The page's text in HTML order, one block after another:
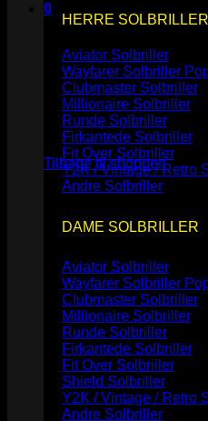
0
Kurv
Ingen varer i kurven.
Tilbage til shoppen
HERRE SOLBRILLER
Aviator Solbriller
Wayfarer Solbriller
Clubmaster Solbriller
Millionaire Solbriller
Runde Solbriller
Firkantede Solbriller
Fit Over Solbriller
Y2K / Vintage / Retro
Andre Solbriller
DAME SOLBRILLER
Aviator Solbriller
Wayfarer Solbriller
Clubmaster Solbriller
Millionaire Solbriller
Runde Solbriller
Firkantede Solbriller
Fit Over Solbriller
Shield Solbriller
Y2K / Vintage / Retro
Andre Solbriller